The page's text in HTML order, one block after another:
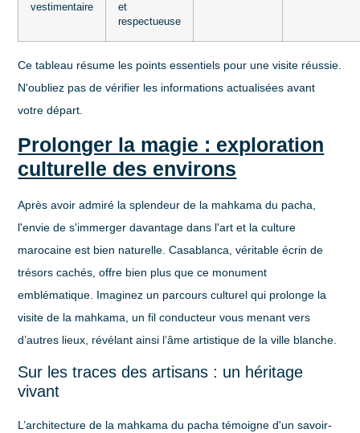
vestimentaire
et
respectueuse
Ce tableau résume les points essentiels pour une visite réussie.
N'oubliez pas de vérifier les informations actualisées avant
votre départ.
Prolonger la magie : exploration
culturelle des environs
Après avoir admiré la splendeur de la mahkama du pacha,
l'envie de s'immerger davantage dans l'art et la culture
marocaine est bien naturelle. Casablanca, véritable écrin de
trésors cachés, offre bien plus que ce monument
emblématique. Imaginez un parcours culturel qui prolonge la
visite de la mahkama, un fil conducteur vous menant vers
d’autres lieux, révélant ainsi l’âme artistique de la ville blanche.
Sur les traces des artisans : un héritage
vivant
L’architecture de la mahkama du pacha témoigne d'un savoir-